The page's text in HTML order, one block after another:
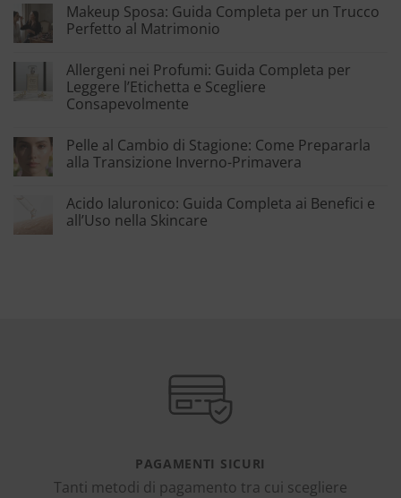
Makeup Sposa: Guida Completa per un Trucco
Perfetto al Matrimonio
Allergeni nei Profumi: Guida Completa per
Leggere l’Etichetta e Scegliere
Consapevolmente
Pelle al Cambio di Stagione: Come Prepararla
alla Transizione Inverno-Primavera
Acido Ialuronico: Guida Completa ai Benefici e
all’Uso nella Skincare
PAGAMENTI SICURI
Tanti metodi di pagamento tra cui scegliere